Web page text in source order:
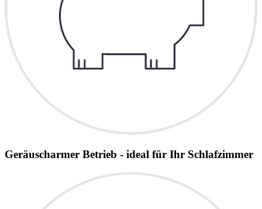
Geräuscharmer Betrieb - ideal für Ihr Schlafzimmer